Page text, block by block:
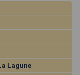
Lagune